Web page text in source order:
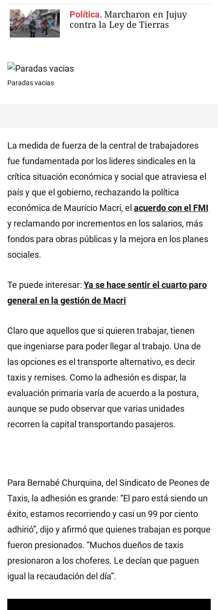
Política. Marcharon en Jujuy
contra la Ley de Tierras
Paradas vacias
La medida de fuerza de la central de trabajadores
fue fundamentada por los lideres sindicales en la
crítica situación económica y social que atraviesa el
país y que el gobierno, rechazando la política
económica de Mauricio Macri, el acuerdo con el FMI
y reclamando por incrementos en los salarios, más
fondos para obras públicas y la mejora en los planes
sociales.
Te puede interesar: Ya se hace sentir el cuarto paro
general en la gestión de Macri
Claro que aquellos que si quieren trabajar, tienen
que ingeniarse para poder llegar al trabajo. Una de
las opciones es el transporte alternativo, es decir
taxis y remises. Como la adhesión es dispar, la
evaluación primaria varía de acuerdo a la postura,
aunque se pudo observar que varias unidades
recorren la capital transportando pasajeros.
Para Bernabé Churquina, del Sindicato de Peones de
Taxis, la adhesión es grande: “El paro está siendo un
éxito, estamos recorriendo y casi un 99 por ciento
adhirió”, dijo y afirmó que quienes trabajan es porque
fueron presionados. “Muchos dueños de taxis
presionaron a los choferes. Le decían que paguen
igual la recaudación del día”.